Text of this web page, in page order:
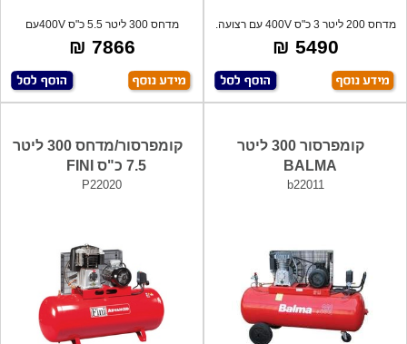
מדחס 200 ליטר 3 כ"ס 400V עם רצועה.
תוצרת
5490 ₪
מדחס 300 ליטר 5.5 כ"ס 400Vעם
רצועה תוצרת
7866 ₪
קומפרסור 300 ליטר
BALMA
b22011
קומפרסור/מדחס 300 ליטר
7.5 כ"ס FINI
P22020